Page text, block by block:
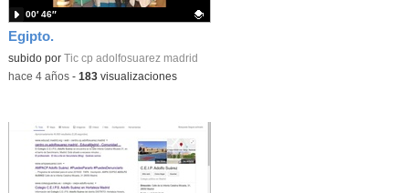
Egipto.
Contenido educativo.
subido por Tic cp adolfosuarez madrid
00′ 46″
-hace 4 años- 183visualizaciones